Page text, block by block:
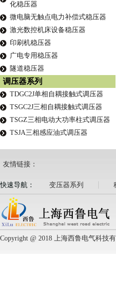
化稳压器
微电脑无触点电力补偿式稳压器
激光数控机床设备稳压器
印刷机稳压器
广电专用稳压器
隧道稳压器
调压器系列
TDGC2J单相自耦接触式调压器
TSGC2J三相自耦接触式调压器
TSGZ三相电动大功率柱式调压器
TSJA三相感应油式调压器
友情链接：
快速导航： 变压器系列
Copyright @ 2018 上海西鲁电气科技